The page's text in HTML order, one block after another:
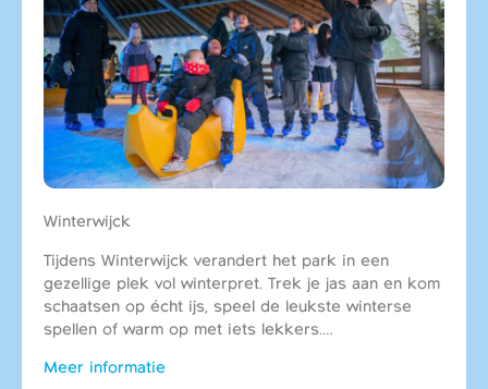
Winterwijck
Tijdens Winterwijck verandert het park in een
gezellige plek vol winterpret. Trek je jas aan en kom
schaatsen op écht ijs, speel de leukste winterse
spellen of warm op met iets lekkers.…
Meer informatie